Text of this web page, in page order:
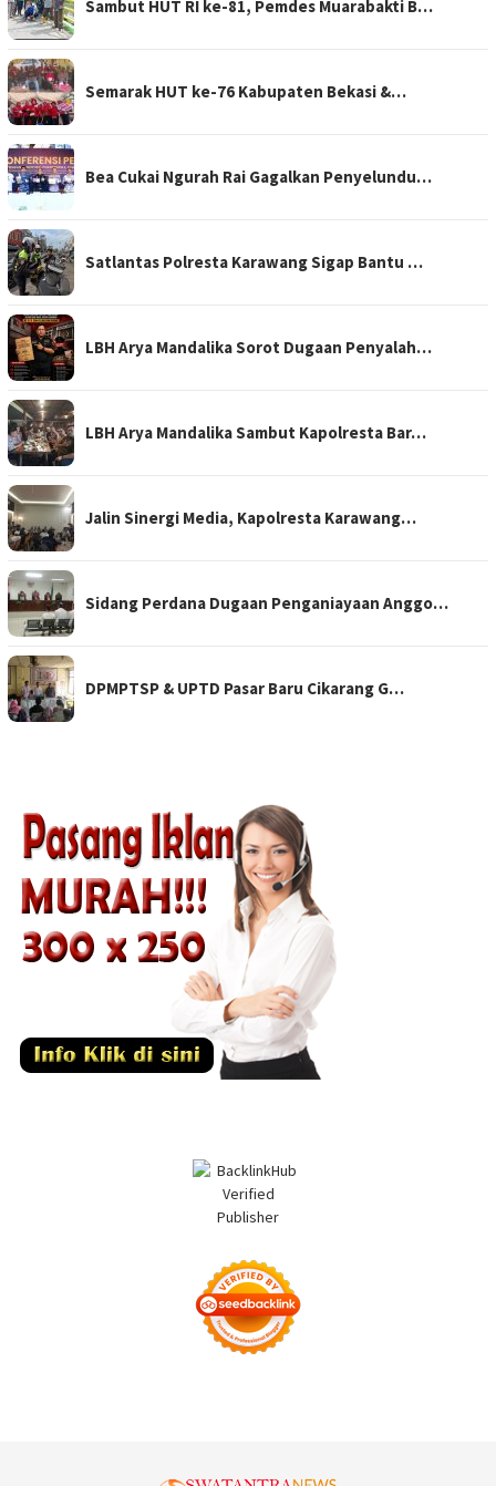
Sambut HUT RI ke-81, Pemdes Muarabakti B…
Semarak HUT ke-76 Kabupaten Bekasi &…
Bea Cukai Ngurah Rai Gagalkan Penyelundu…
Satlantas Polresta Karawang Sigap Bantu …
LBH Arya Mandalika Sorot Dugaan Penyalah…
LBH Arya Mandalika Sambut Kapolresta Bar…
Jalin Sinergi Media, Kapolresta Karawang…
Sidang Perdana Dugaan Penganiayaan Anggo…
DPMPTSP & UPTD Pasar Baru Cikarang G…